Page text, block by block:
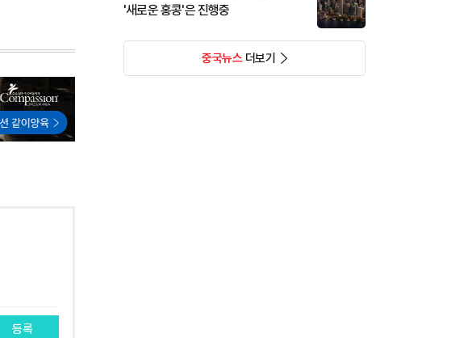
등록
'새로운 홍콩'은 진행중
중국뉴스더보기